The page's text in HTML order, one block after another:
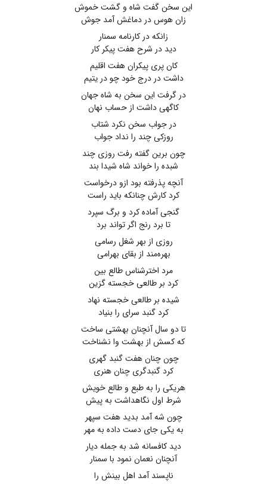
این سخن گفت شاه و گشت خموش
زان هوس در دماغش آمد جوش
زانکه در کارنامه سمنار
دید در شرح هفت پیکر کار
کان پری پیکران هفت اقلیم
داشت در درج خود چو در یتیم
در گرفت این سخن به شاه جهان
کاگهی داشت از حساب نهان
در جواب سخن نکرد شتاب
روزکی چند را نداد جواب
چون برین گفته رفت روزی چند
شبده را خواند شاه شیدا بند
آنچه پذرفته بود ازو درخواست
کرد کارش چنانکه باید راست
گنجی آماده کرد و برگ سپرد
تا برد رنج اگر تواند برد
روزی از بهر شغل رسامی
بهره‌مند از بقای بهرامی
مرد اخترشناس طالع بین
کرد بر طالعی خجسته گزین
شیده بر طالعی خجسته نهاد
کرد گنبد سرای را بنیاد
تا دو سال آنچنان بهشتی ساخت
که کسش از بهشت وا نشناخت
چون چنان هفت گنبد گهری
کرد گنبدگری چنان هنری
هریکی را به طبع و طالع خویش
شرط اول نگاهداشت به پیش
چون شه آمد بدید هفت سپهر
به یکی جای دست داده به مهر
دید کافسانه شد به جمله دیار
آنچنان نعمان نمود با سمنار
ناپسند آمد اهل بینش را